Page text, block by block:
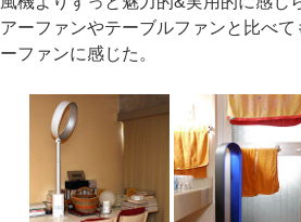
アーファンやテーブルファンと比べ
ーファンに感じた。